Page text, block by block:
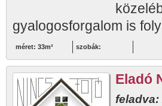
gyalogosforgalom is
méret: 33m² szobák:
Eladó
feladva: